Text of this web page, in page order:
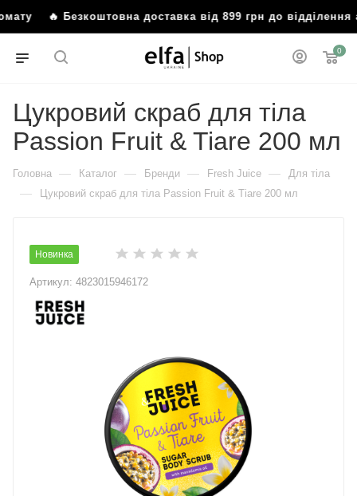
🔥 Безкоштовна доставка від 899 грн до відділення
0
Цукровий скраб для тіла
Passion Fruit & Tiare 200 мл
Головна — Каталог — Бренди — Fresh Juice — Для тіла
— Цукровий скраб для тіла Passion Fruit & Tiare 200 мл
Новинка
Артикул: 4823015946172